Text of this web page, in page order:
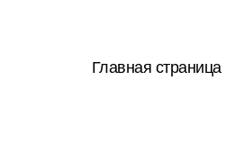
Главная страница